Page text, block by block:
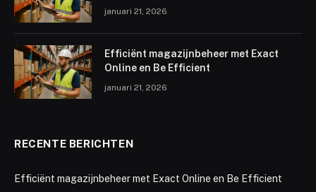
januari 21, 2026
Efficiënt magazijnbeheer met Exact
Online en Be Efficient
januari 21, 2026
RECENTE BERICHTEN
Efficiënt magazijnbeheer met Exact Online en Be Efficient